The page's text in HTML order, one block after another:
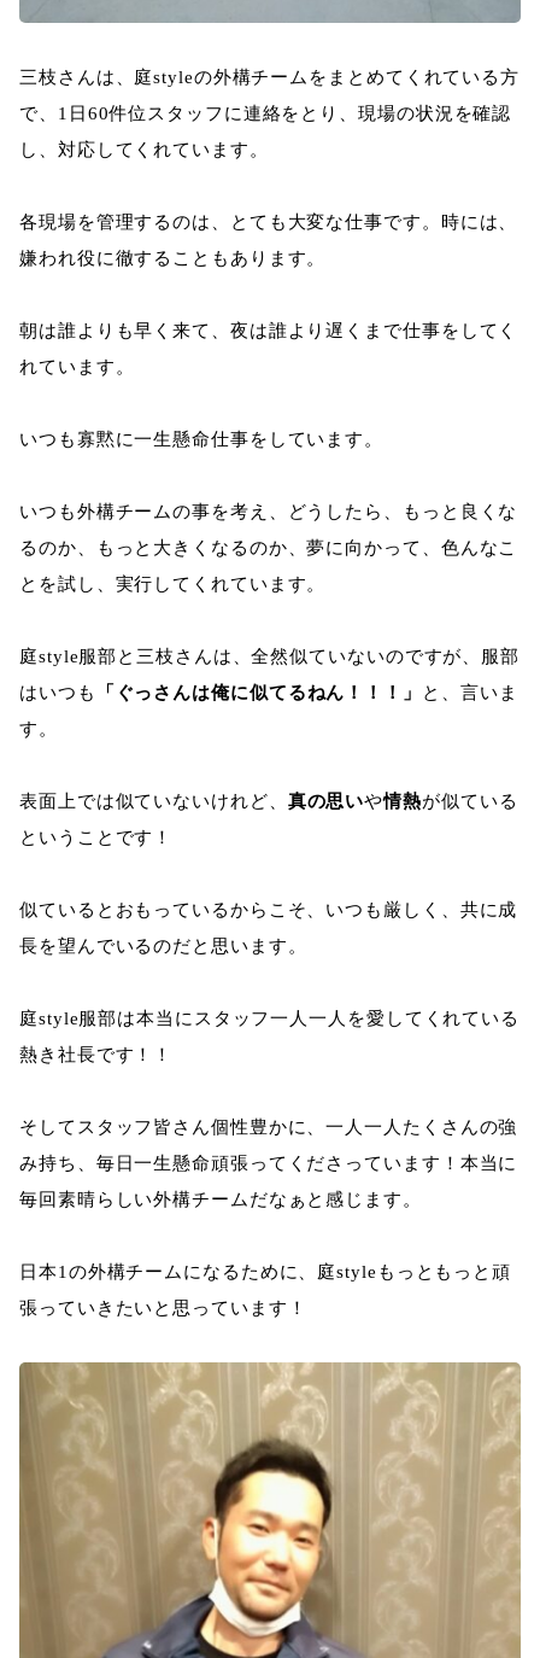
三枝さんは、庭styleの外構チームをまとめてくれている方
で、1日60件位スタッフに連絡をとり、現場の状況を確認
し、対応してくれています。
各現場を管理するのは、とても大変な仕事です。時には、
嫌われ役に徹することもあります。
朝は誰よりも早く来て、夜は誰より遅くまで仕事をしてく
れています。
いつも寡黙に一生懸命仕事をしています。
いつも外構チームの事を考え、どうしたら、もっと良くな
るのか、もっと大きくなるのか、夢に向かって、色んなこ
とを試し、実行してくれています。
庭style服部と三枝さんは、全然似ていないのですが、服部
はいつも
「ぐっさんは俺に似てるねん！！！」
と、言いま
す。
表面上では似ていないけれど、 真の思いや情熱が似ている
ということです！
似ているとおもっているからこそ、いつも厳しく、共に成
長を望んでいるのだと思います。
庭style服部は本当にスタッフ一人一人を愛してくれている
熱き社長です！！
そしてスタッフ皆さん個性豊かに、一人一人たくさんの強
み持ち、毎日一生懸命頑張ってくださっています！本当に
毎回素晴らしい外構チームだなぁと感じます。
日本1の外構チームになるために、庭styleもっともっと頑
張っていきたいと思っています！